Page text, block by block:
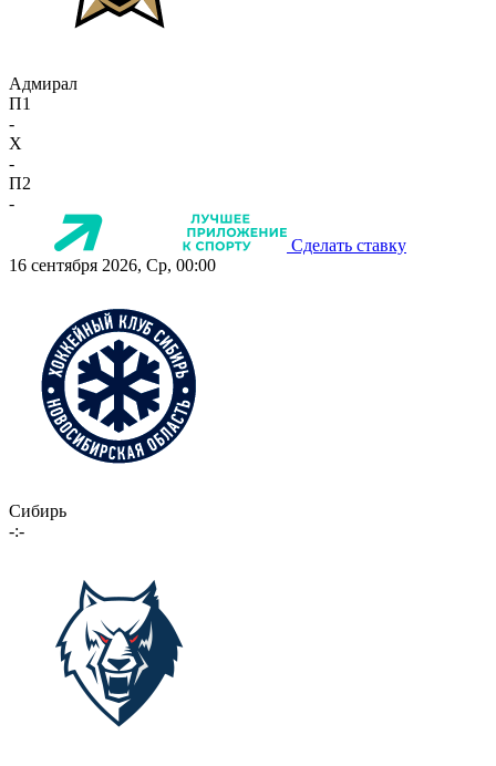
Адмирал
П1
-
X
-
П2
-
Сделать ставку
16 сентября 2026, Ср, 00:00
Сибирь
-:-